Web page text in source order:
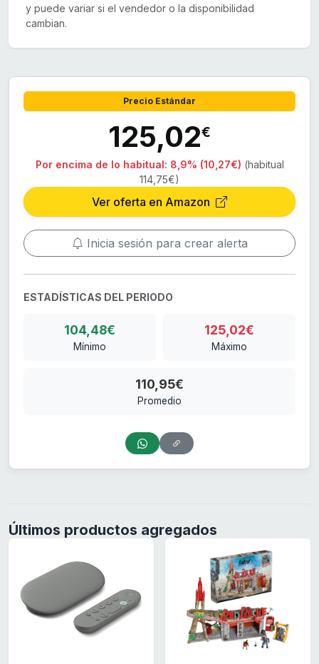
y puede variar si el vendedor o la disponibilidad
cambian.
Precio Estándar
125,02€
Por encima de lo habitual: 8,9% (10,27€) (habitual
114,75€)
Ver oferta en Amazon
Inicia sesión para crear alerta
ESTADÍSTICAS DEL PERIODO
104,48€
Mínimo
125,02€
Máximo
110,95€
Promedio
Últimos productos agregados